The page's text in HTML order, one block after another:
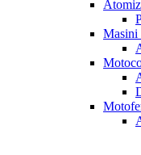
Masini